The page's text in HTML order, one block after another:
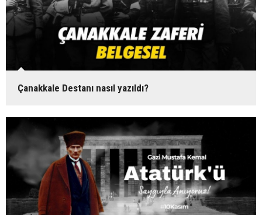
Çanakkale Destanı nasıl yazıldı?